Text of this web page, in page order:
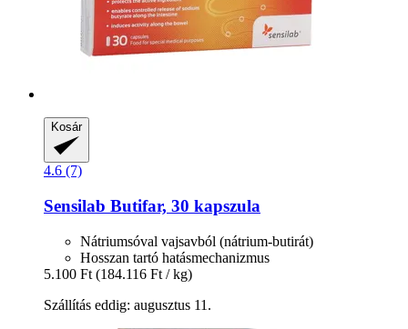
Kosár
4.6 (7)
Sensilab Butifar, 30 kapszula
Nátriumsóval vajsavból (nátrium-butirát)
Hosszan tartó hatásmechanizmus
5.100 Ft (184.116 Ft / kg)
Szállítás eddig: augusztus 11.